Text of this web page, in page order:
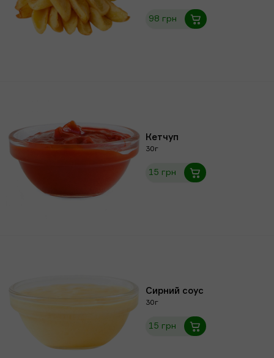
98 грн
Кетчуп
30г
15 грн
Сирний соус
30г
15 грн